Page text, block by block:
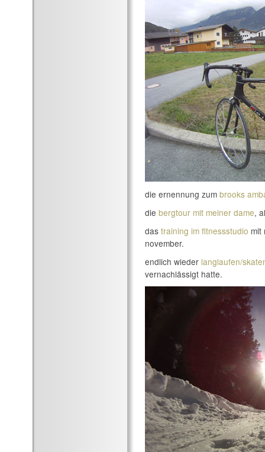
die ernennung zum brooks
die bergtour mit meiner dame,
das training im fitnessstudio mit
november.
endlich wieder langlaufen/
vernachlässigt hatte.